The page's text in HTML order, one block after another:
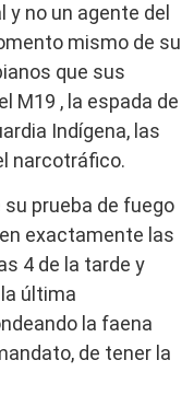
no un agente del
mismo de su
que sus
M19 , la espada de
Indígena, las
narcotráfico.
prueba de fuego
exactamente las
4 de la tarde y
última
la faena
de tener la